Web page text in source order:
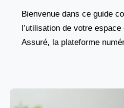
Bienvenue dans ce guide
l’utilisation de votre
Assuré, la plateforme